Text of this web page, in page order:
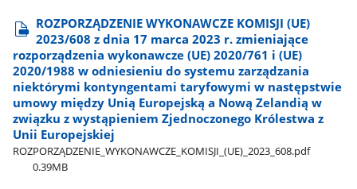
ROZPORZĄDZENIE WYKONAWCZE KOMISJI (UE)
2023/608 z dnia 17 marca 2023 r. zmieniające
rozporządzenia wykonawcze (UE) 2020/761 i (UE)
2020/1988 w odniesieniu do systemu zarządzania
niektórymi kontyngentami taryfowymi w następstwie
umowy między Unią Europejską a Nową Zelandią w
związku z wystąpieniem Zjednoczonego Królestwa z
Unii Europejskiej
ROZPORZĄDZENIE​_WYKONAWCZE​_KOMISJI​_(UE)​_2023​_608.pdf
0.39MB